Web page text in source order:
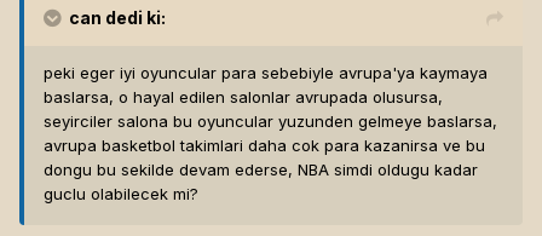
can dedi ki:
peki eger iyi oyuncular para sebebiyle avrupa'ya kaymaya
baslarsa, o hayal edilen salonlar avrupada olusursa,
seyirciler salona bu oyuncular yuzunden gelmeye baslarsa,
avrupa basketbol takimlari daha cok para kazanirsa ve bu
dongu bu sekilde devam ederse, NBA simdi oldugu kadar
guclu olabilecek mi?